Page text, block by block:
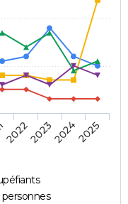
2022202320242025